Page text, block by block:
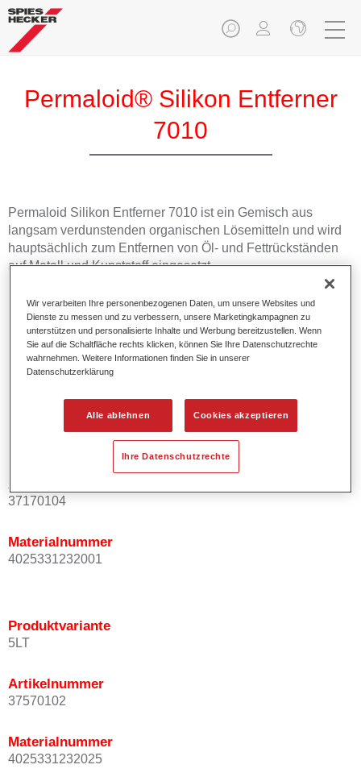
Permaloid® Silikon Entferner
7010
Permaloid Silikon Entferner 7010 ist ein Gemisch aus
langsam verdunstenden organischen Lösemitteln und wird
hauptsächlich zum Entfernen von Öl- und Fettrückständen
auf Metall und Kunststoff eingesetzt.
Produktmerkmale
Erzielt eine antistatische Wirkung bei Kunststoffteilen.
Enthält milde Lösemittel.
Dank eines höheren Flammpunktes ist die Lagerung
einfach.
Artikelnummer
37170104
Materialnummer
4025331232001
Produktvariante
5LT
Artikelnummer
37570102
Materialnummer
4025331232025
Wir verarbeiten Ihre personenbezogenen Daten, um unsere Websites und
Dienste zu messen und zu verbessern, unsere Marketingkampagnen zu
unterstützen und personalisierte Inhalte und Werbung bereitzustellen. Wenn
Sie auf die Schaltfläche rechts klicken, können Sie Ihre Datenschutzrechte
wahrnehmen. Weitere Informationen finden Sie in unserer
Datenschutzerklärung
Alle ablehnen Cookies akzeptieren
Ihre Datenschutzrechte